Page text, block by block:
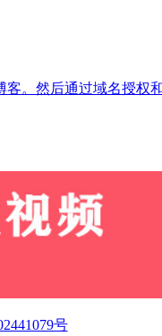
。然后通过域名授权
号